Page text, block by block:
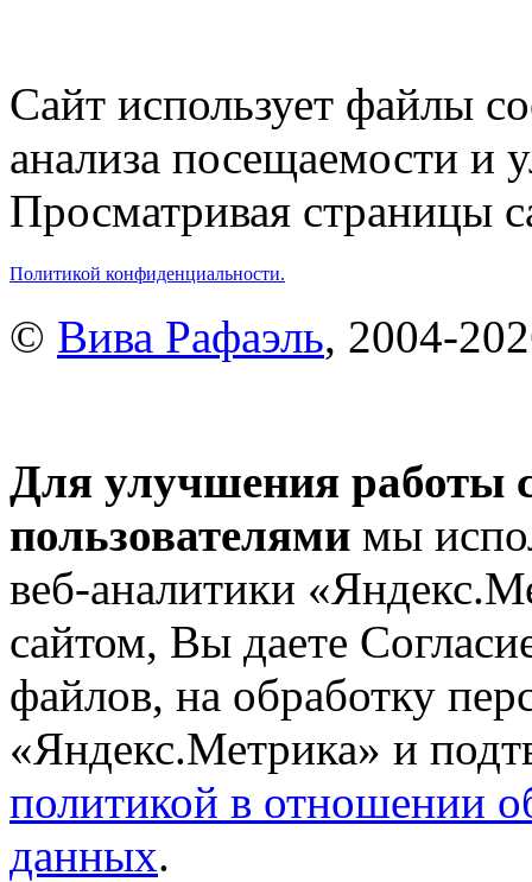
Сайт использует файлы
анализа посещаемости и
Просматривая страницы
Политикой конфиденциальности.
© Вива Рафаэль, 2004-
Для улучшения работы
пользователями мы
веб-аналитики
сайтом, Вы даете
файлов, на обработку
«Яндекс.Метрика» и
политикой в отношении
данных.